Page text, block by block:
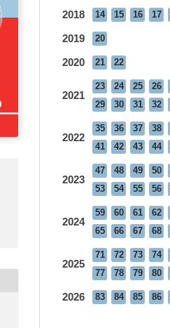
2018 14 15 16 17
2019 20
2020 21 22
2021
23 24 25 26
29
30 31 32
2022
35 36 37 38
41
42 43 44
2023
47 48 49 50
53
54 55 56
2024
59 60 61 62
65
66 67 68
2025
71 72 73 74
77
78 79 80
2026 83 84 85 86